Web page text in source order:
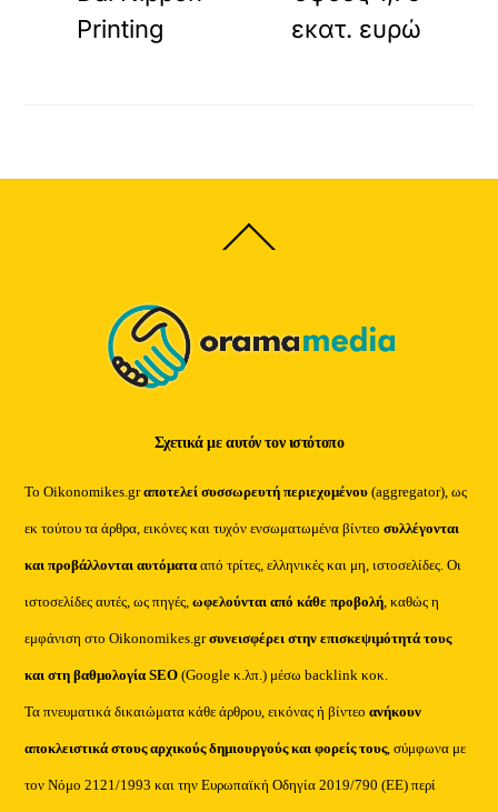
Printing
εκατ. ευρώ
Back
To
Σχετικά με αυτόν τον ιστότοπο
Το Oikonomikes.grαποτελεί συσσωρευτή περιεχομένου (aggregator), ως
εκ τούτου τα άρθρα, εικόνες και τυχόν ενσωματωμένα βίντεοσυλλέγονται
και προβάλλονται αυτόματααπό τρίτες, ελληνικές και μη, ιστοσελίδες. Οι
ιστοσελίδες αυτές, ως πηγές,ωφελούνται από κάθε προβολή, καθώς η
εμφάνιση στο Oikonomikes.grσυνεισφέρει στην επισκεψιμότητά τους
και στη βαθμολογία SEO (Google κ.λπ.) μέσω backlink κοκ.
Τα πνευματικά δικαιώματα κάθε άρθρου, εικόνας ή βίντεοανήκουν
αποκλειστικά στους αρχικούς δημιουργούς και φορείς τους, σύμφωνα με
τον Νόμο 2121/1993 και την Ευρωπαϊκή Οδηγία 2019/790 (ΕΕ) περί